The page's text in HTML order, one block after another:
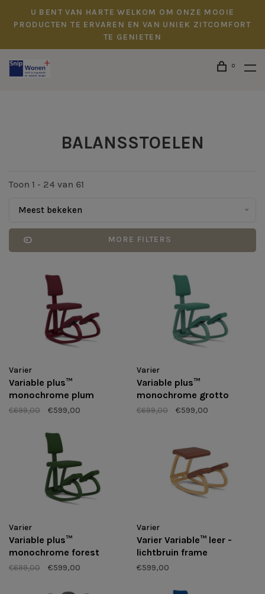
U BENT VAN HARTE WELKOM OM ONZE MOOIE
PRODUCTEN TE ERVAREN EN VAN UNIEK ZITCOMFORT
TE GENIETEN
0
BALANSSTOELEN
Toon 1 - 24 van 61
Meest bekeken
MORE FILTERS
Varier
Variable plus™
monochrome plum
€699,00 €599,00
Varier
Variable plus™
monochrome grotto
€699,00 €599,00
Varier
Variable plus™
monochrome forest
€699,00 €599,00
Varier
Varier Variable™ leer -
lichtbruin frame
€599,00